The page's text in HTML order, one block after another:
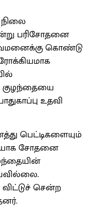
பரிசோதனை
கொண்டு
குழந்தையை
உதவி
பெட்டிகளையும்
சோதனை
சென்ற